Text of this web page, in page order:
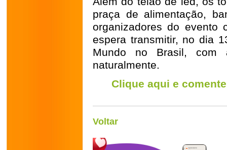
praça de alimentação,
organizadores do evento
espera transmitir, no dia
Mundo no Brasil, com
naturalmente.
Clique aqui e
Voltar